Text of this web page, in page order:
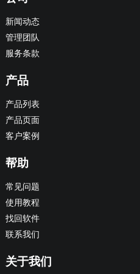
新闻动态
管理团队
服务条款
产品
产品列表
产品页面
客户案例
帮助
常见问题
使用教程
找回软件
联系我们
关于我们